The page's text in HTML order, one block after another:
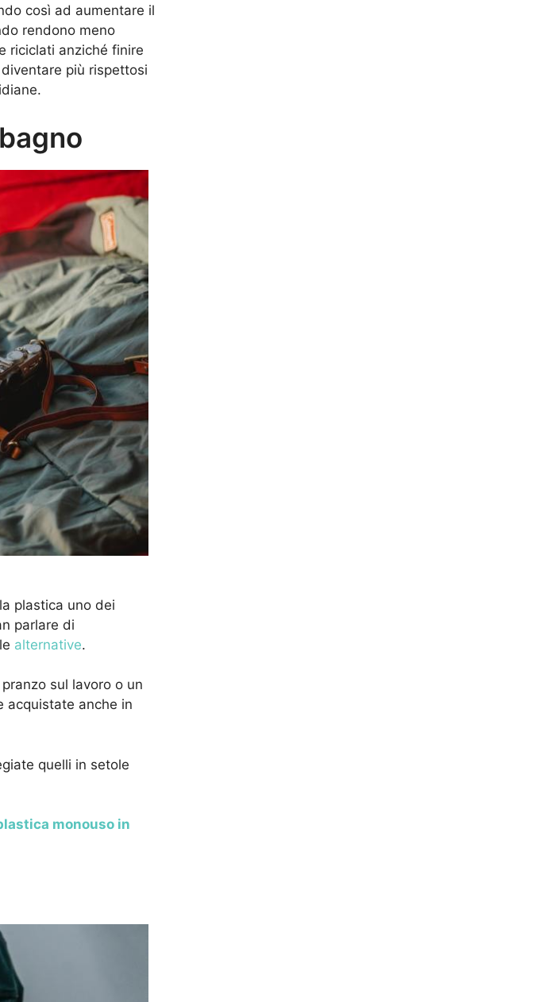
così ad aumentare il
rendono meno
riciclati anziché finire
più rispettosi
plastica uno dei
parlare di
alternative.
sul lavoro o un
acquistate anche in
quelli in setole
monouso in